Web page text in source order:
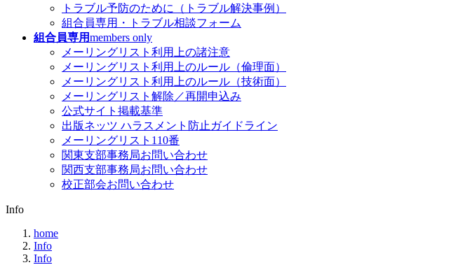
トラブル予防のために（トラブル解決事例）
組合員専用・トラブル相談フォーム
組合員専用members only
メーリングリスト利用上の諸注意
メーリングリスト利用上のルール（倫理面）
メーリングリスト利用上のルール（技術面）
メーリングリスト解除／再開申込み
公式サイト掲載基準
出版ネッツ ハラスメント防止ガイドライン
メーリングリスト110番
関東支部事務局お問い合わせ
関西支部事務局お問い合わせ
校正部会お問い合わせ
Info
home
Info
Info